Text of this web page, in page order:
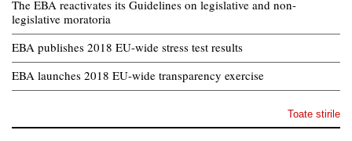
The EBA reactivates its Guidelines on legislative and non-
legislative moratoria
EBA publishes 2018 EU-wide stress test results
EBA launches 2018 EU-wide transparency exercise
Toate stirile